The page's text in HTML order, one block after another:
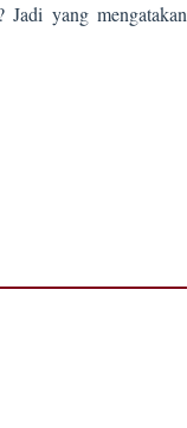
yang mengatakan